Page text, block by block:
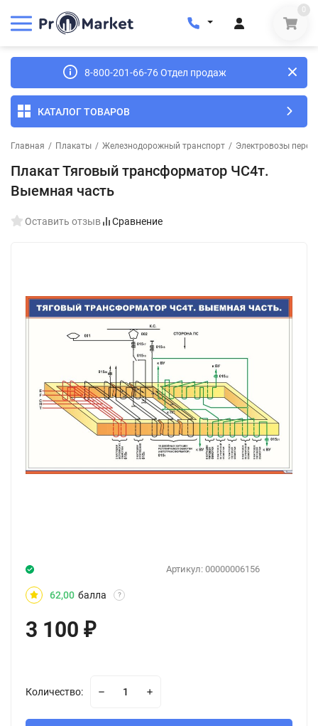
0
8-800-201-66-76 Отдел продаж
КАТАЛОГ ТОВАРОВ
Главная / Плакаты / Железнодорожный транспорт / Электровозы
Плакат Тяговый трансформатор ЧС4т.
Выемная часть
Оставить отзыв Сравнение
Артикул: 00000006156
62,00 балла ?
3 100 ₽
Количество: